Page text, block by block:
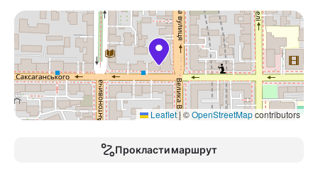
Leaflet|©OpenStreetMapcontributors
Прокласти маршрут